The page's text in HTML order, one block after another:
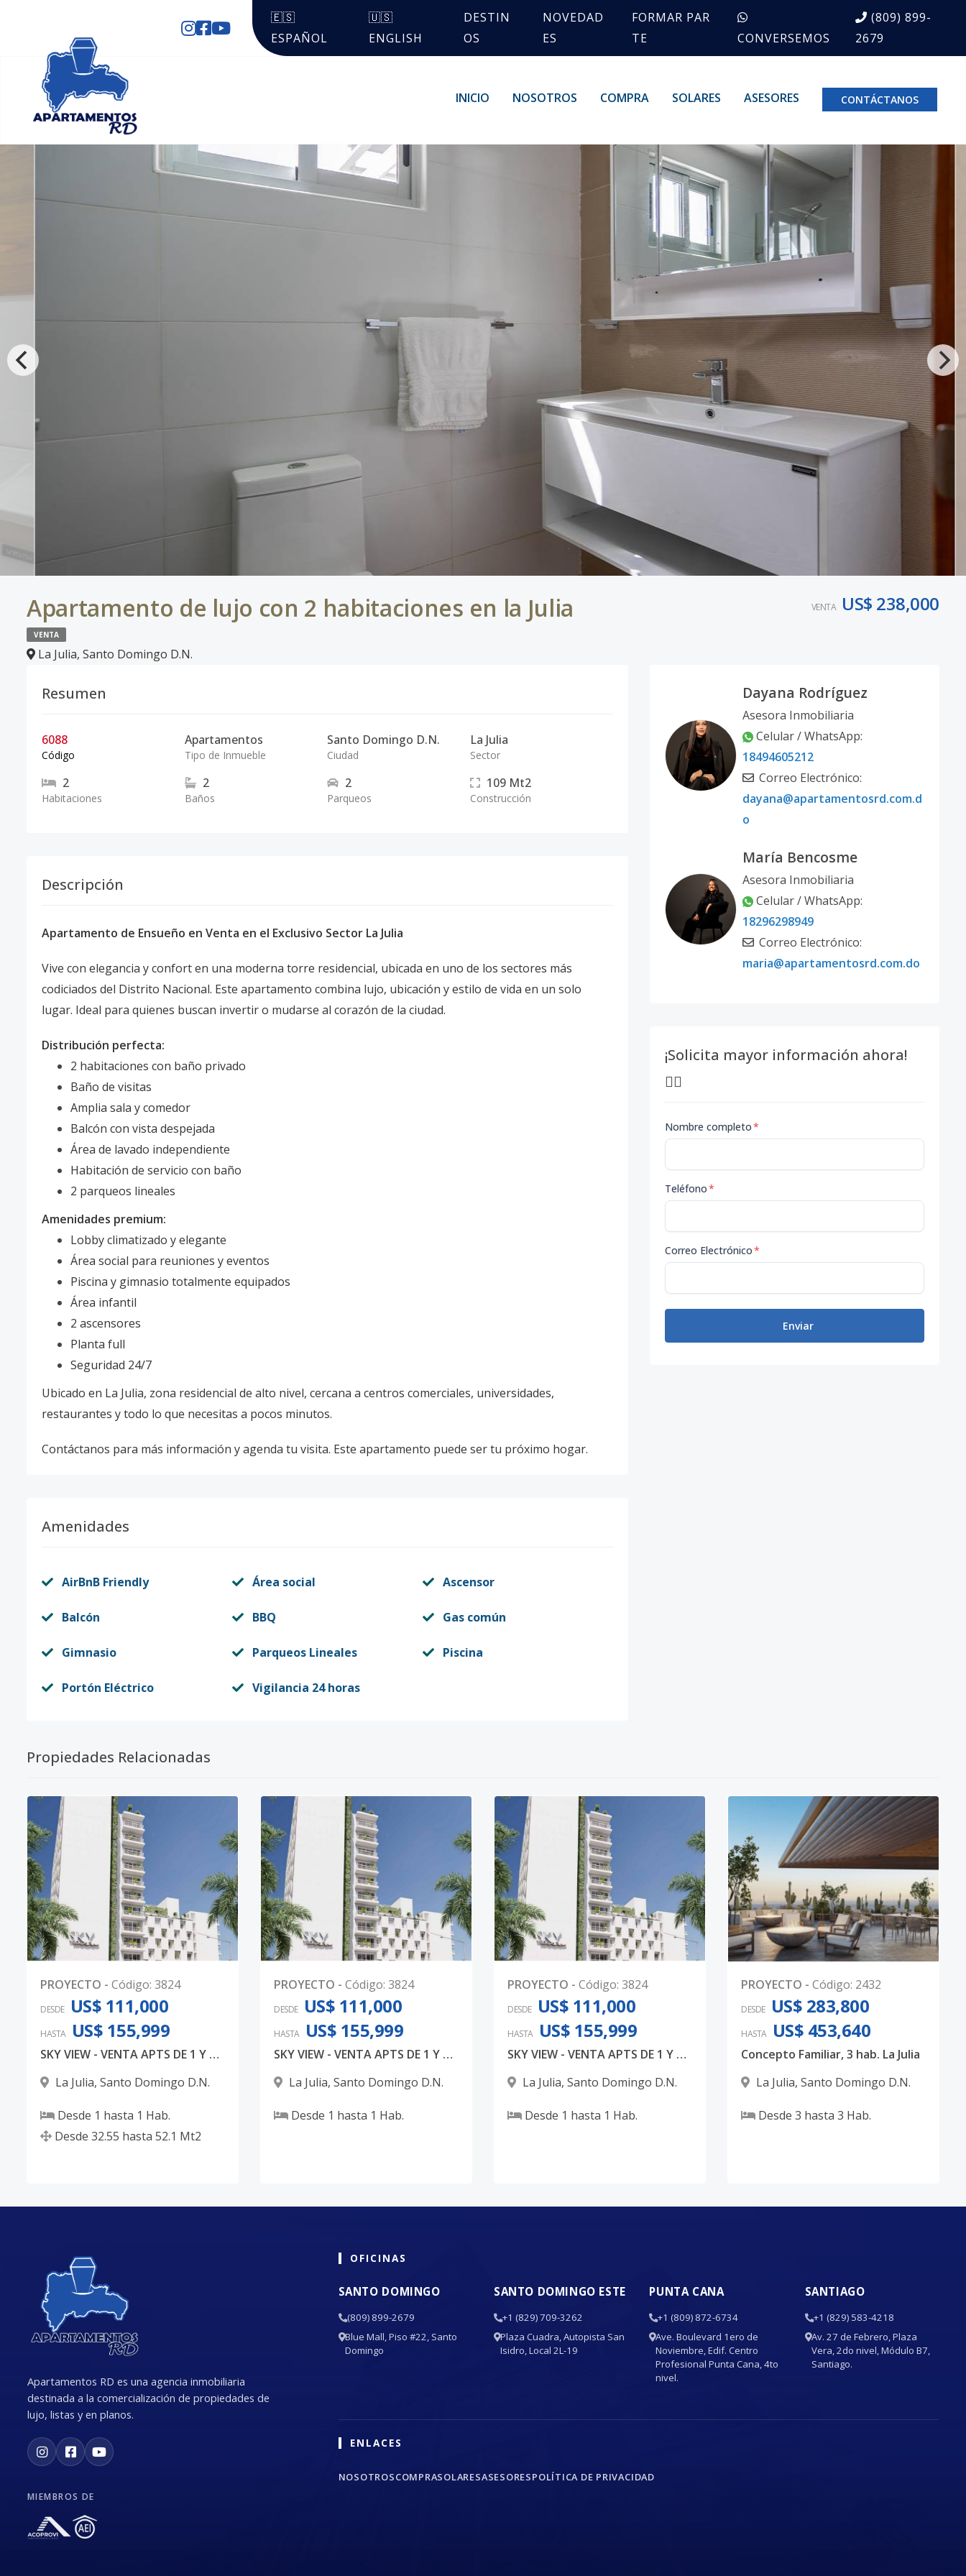
🇪🇸
ESPAÑOL
🇺🇸
ENGLISH
DESTIN
OS
NOVEDAD
ES
FORMAR PAR
TE
CONVERSEMOS
(809) 899-
2679
INICIO NOSOTROS COMPRA SOLARES ASESORES CONTÁCTANOS
Apartamento de lujo con 2 habitaciones en la Julia
VENTA
La Julia, Santo Domingo D.N.
VENTA US$ 238,000
Resumen
6088
Código
Apartamentos
Tipo de Inmueble
Santo Domingo D.N.
Ciudad
La Julia
Sector
2
Habitaciones
2
Baños
2
Parqueos
109 Mt2
Construcción
Descripción
Apartamento de Ensueño en Venta en el Exclusivo Sector La Julia
Vive con elegancia y confort en una moderna torre residencial, ubicada en uno de los sectores más
codiciados del Distrito Nacional. Este apartamento combina lujo, ubicación y estilo de vida en un solo
lugar. Ideal para quienes buscan invertir o mudarse al corazón de la ciudad.
Distribución perfecta:
2 habitaciones con baño privado
Baño de visitas
Amplia sala y comedor
Balcón con vista despejada
Área de lavado independiente
Habitación de servicio con baño
2 parqueos lineales
Amenidades premium:
Lobby climatizado y elegante
Área social para reuniones y eventos
Piscina y gimnasio totalmente equipados
Área infantil
2 ascensores
Planta full
Seguridad 24/7
Ubicado en La Julia, zona residencial de alto nivel, cercana a centros comerciales, universidades,
restaurantes y todo lo que necesitas a pocos minutos.
Contáctanos para más información y agenda tu visita. Este apartamento puede ser tu próximo hogar.
Amenidades
AirBnB Friendly Área social Ascensor
Balcón BBQ Gas común
Gimnasio Parqueos Lineales Piscina
Portón Eléctrico Vigilancia 24 horas
Dayana Rodríguez
Asesora Inmobiliaria
Celular / WhatsApp:
18494605212
Correo Electrónico:
dayana@apartamentosrd.com.d
o
María Bencosme
Asesora Inmobiliaria
Celular / WhatsApp:
18296298949
Correo Electrónico:
maria@apartamentosrd.com.do
¡Solicita mayor información ahora!
👇🏽
Nombre completo*
Teléfono*
Correo Electrónico*
Enviar
Propiedades Relacionadas
PROYECTO - Código: 3824
DESDE US$ 111,000
HASTA US$ 155,999
SKY VIEW - VENTA APTS DE 1 Y 2 HAB PARA INVERSION
La Julia, Santo Domingo D.N.
Desde 1 hasta 1 Hab.
Desde 32.55 hasta 52.1 Mt2
PROYECTO - Código: 3824
DESDE US$ 111,000
HASTA US$ 155,999
SKY VIEW - VENTA APTS DE 1 Y 2 HAB PARA INVERSION
La Julia, Santo Domingo D.N.
Desde 1 hasta 1 Hab.
PROYECTO - Código: 3824
DESDE US$ 111,000
HASTA US$ 155,999
SKY VIEW - VENTA APTS DE 1 Y 2 HAB PARA INVERSION
La Julia, Santo Domingo D.N.
Desde 1 hasta 1 Hab.
PROYECTO - Código: 2432
DESDE US$ 283,800
HASTA US$ 453,640
Concepto Familiar, 3 hab. La Julia
La Julia, Santo Domingo D.N.
Desde 3 hasta 3 Hab.
Apartamentos RD es una agencia inmobiliaria
destinada a la comercialización de propiedades de
lujo, listas y en planos.
MIEMBROS DE
OFICINAS
SANTO DOMINGO
(809) 899-2679
Blue Mall, Piso #22, Santo
Domingo
SANTO DOMINGO ESTE
+1 (829) 709-3262
Plaza Cuadra, Autopista San
Isidro, Local 2L-19
PUNTA CANA
+1 (809) 872-6734
Ave. Boulevard 1ero de
Noviembre, Edif. Centro
Profesional Punta Cana, 4to
nivel.
SANTIAGO
+1 (829) 583-4218
Av. 27 de Febrero, Plaza
Vera, 2do nivel, Módulo B7,
Santiago.
ENLACES
NOSOTROSCOMPRASOLARESASESORESPOLÍTICA DE PRIVACIDAD